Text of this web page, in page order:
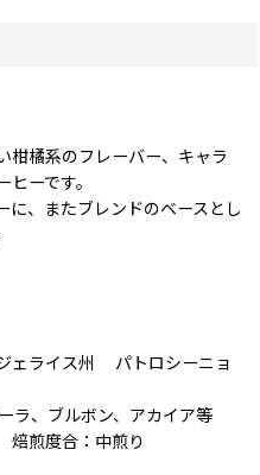
柑橘系のフレーバー、キャラ
ーです。
に、またブレンドのベースとし
ェライス州 パトロシーニョ
ラ、ブルボン、アカイア等
煎度合：中煎り